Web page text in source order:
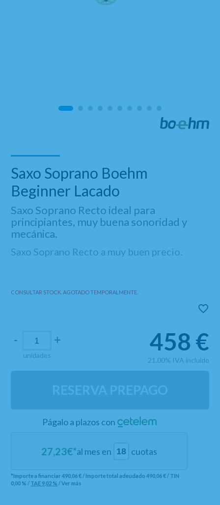
Saxo Soprano Boehm
Beginner Lacado
Saxo Soprano Recto ideal para
principiantes, muy buena sonoridad y
mecánica.
Saxo Soprano Recto a muy buen precio.
CONSULTAR STOCK. AGOTADO TEMPORALMENTE.
-
unidades
+ 458 €
21.00% IVA incluido
RESERVA PREPAGO
Págalo a plazos con
27,23€*al mes en cuotas
*Importe a financiar490,06 €/ Importe total adeudado490,06 €/ TIN
0,00 % / TAE 9,02 % /Ver más